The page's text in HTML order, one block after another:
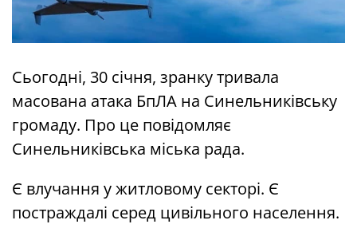
Сьогодні, 30 січня, зранку тривала
масована атака БпЛА на Синельниківську
громаду. Про це повідомляє
Синельниківська міська рада.
Є влучання у житловому секторі. Є
постраждалі серед цивільного населення.